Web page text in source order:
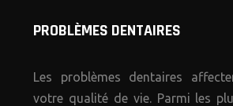
PROBLÈMES DENTAIRES
Les problèmes dentaires
votre qualité de vie. Parmi les